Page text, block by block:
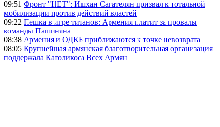
09:51 Фронт "НЕТ": Ишхан Сагателян призвал к тотальной
мобилизации против действий властей
09:22 Пешка в игре титанов: Армения платит за провалы
команды Пашиняна
08:38 Армения и ОДКБ приближаются к точке невозврата
08:05 Крупнейшая армянская благотворительная организация
поддержала Католикоса Всех Армян